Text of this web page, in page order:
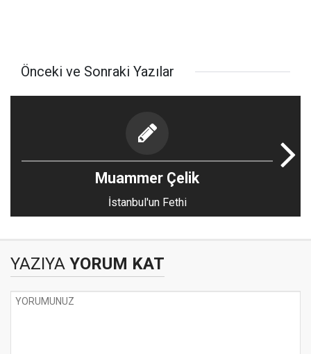
Önceki ve Sonraki Yazılar
Muammer Çelik
İstanbul'un Fethi
YAZIYA YORUM KAT